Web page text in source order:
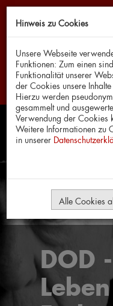
DOD
Hinweis zu Cookies
Unsere Webseite
Funktionen: Zum einen
Funktionalität unserer
der Cookies unsere
Hierzu werden
gesammelt und
Verwendung der Cookies
Weitere Informationen zu
in unserer
Alle Cookies